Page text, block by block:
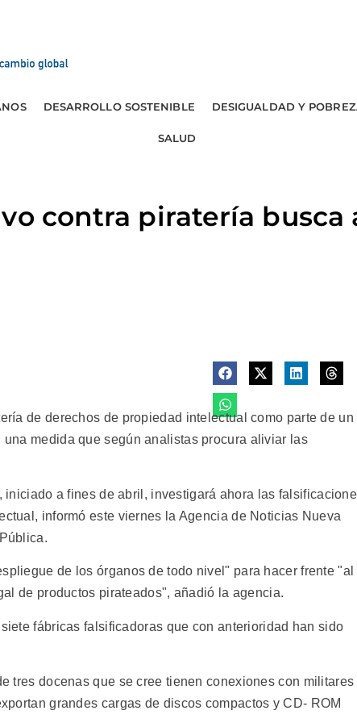
DESARROLLO SOSTENIBLE DESIGUALDAD Y
SALUD
contra piratería busca
de derechos de propiedad intelectual como parte de un
medida que según analistas procura aliviar las
iniciado a fines de abril, investigará ahora las
informó este viernes la Agencia de Noticias Nueva
de los órganos de todo nivel" para hacer frente "al
de productos pirateados", añadió la agencia.
fábricas falsificadoras que con anterioridad han sido
tres docenas que se cree tienen conexiones con militares
grandes cargas de discos compactos y CD- ROM